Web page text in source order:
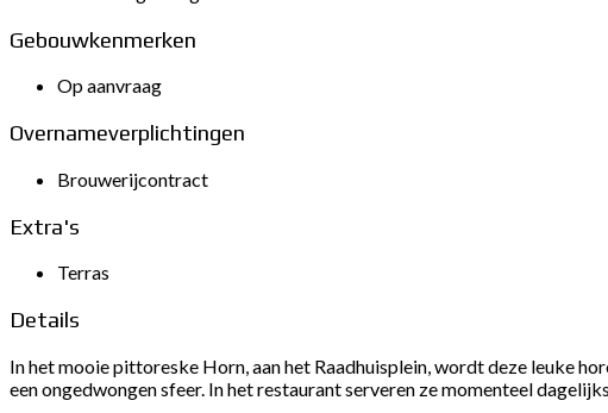
Gebouwkenmerken
Op aanvraag
Overnameverplichtingen
Brouwerijcontract
Extra's
Terras
Details
In het mooie pittoreske Horn, aan het Raadhuisplein, wordt deze leuke
een ongedwongen sfeer. In het restaurant serveren ze momenteel